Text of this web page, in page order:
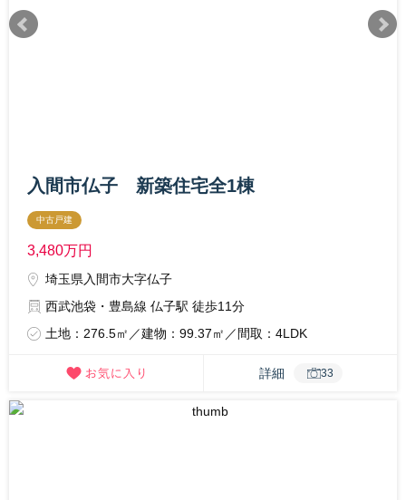
入間市仏子 新築住宅全1棟
中古戸建
3,480万円
埼玉県入間市大字仏子
西武池袋・豊島線 仏子駅 徒歩11分
土地：276.5㎡／建物：99.37㎡／間取：4LDK
詳細 33